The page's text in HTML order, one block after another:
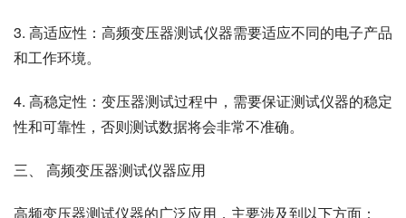
3. 高适应性：高频变压器测试仪器需要适应不同的电子产品
和工作环境。
4. 高稳定性：变压器测试过程中，需要保证测试仪器的稳定
性和可靠性，否则测试数据将会非常不准确。
三、 高频变压器测试仪器应用
高频变压器测试仪器的广泛应用，主要涉及到以下方面：